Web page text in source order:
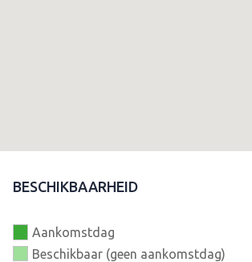
BESCHIKBAARHEID
Aankomstdag
Beschikbaar (geen aankomstdag)